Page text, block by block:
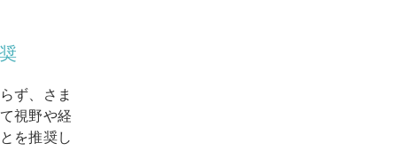
ず、さま
視野や経
を推奨し